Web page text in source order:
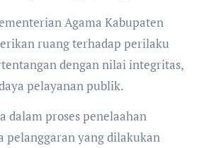
Agama Kabupaten
ruang terhadap perilaku
dengan nilai integritas,
pelayanan publik.
dalam proses penelaahan
pelanggaran yang dilakukan